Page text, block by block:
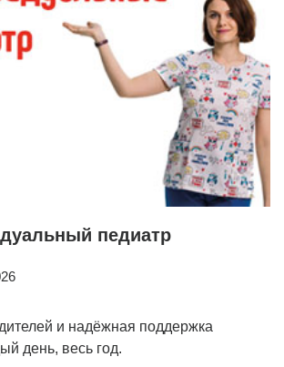
педиатр
и надёжная поддержка
день, весь год.